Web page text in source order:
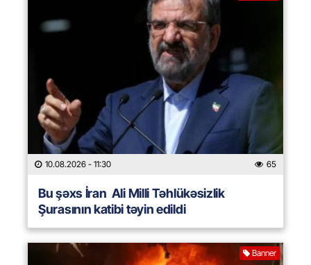
10.08.2026 - 11:30 65
Bu şəxs İran Ali Milli Təhlükəsizlik
Şurasının katibi təyin edildi
Banner